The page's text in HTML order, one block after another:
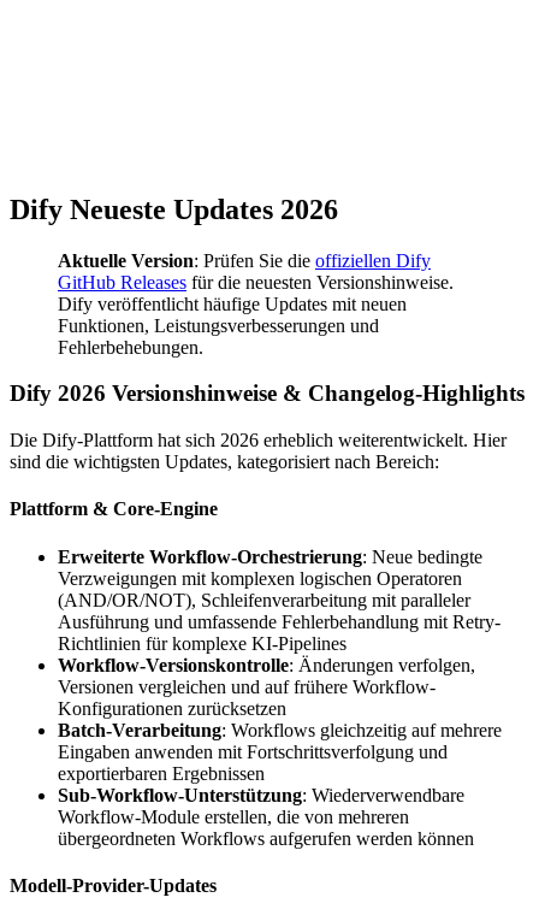
Dify Neueste Updates 2026
Aktuelle Version: Prüfen Sie die offiziellen Dify
GitHub Releases für die neuesten Versionshinweise.
Dify veröffentlicht häufige Updates mit neuen
Funktionen, Leistungsverbesserungen und
Fehlerbehebungen.
Dify 2026 Versionshinweise & Changelog-Highlights
Die Dify-Plattform hat sich 2026 erheblich weiterentwickelt. Hier
sind die wichtigsten Updates, kategorisiert nach Bereich:
Plattform & Core-Engine
Erweiterte Workflow-Orchestrierung: Neue bedingte
Verzweigungen mit komplexen logischen Operatoren
(AND/OR/NOT), Schleifenverarbeitung mit paralleler
Ausführung und umfassende Fehlerbehandlung mit Retry-
Richtlinien für komplexe KI-Pipelines
Workflow-Versionskontrolle: Änderungen verfolgen,
Versionen vergleichen und auf frühere Workflow-
Konfigurationen zurücksetzen
Batch-Verarbeitung: Workflows gleichzeitig auf mehrere
Eingaben anwenden mit Fortschrittsverfolgung und
exportierbaren Ergebnissen
Sub-Workflow-Unterstützung: Wiederverwendbare
Workflow-Module erstellen, die von mehreren
übergeordneten Workflows aufgerufen werden können
Modell-Provider-Updates